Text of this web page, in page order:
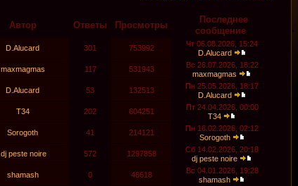
Автор Ответы Просмотры
Последнее
сообщение
D.Alucard 301 753992
Чт 06.08.2026, 15:24
D.Alucard
maxmagmas 117 531943
Вс 26.07.2026, 18:22
maxmagmas
D.Alucard 53 132513
Пн 25.05.2026, 18:17
D.Alucard
T34 202 604251
Пт 24.04.2026, 00:00
T34
Sorogoth 41 214121
Пн 16.02.2026, 02:12
Sorogoth
.dj peste noire 572 1297858
Сб 14.02.2026, 20:18
dj peste noire
shamash 0 46618
Вс 04.01.2026, 19:28
shamash